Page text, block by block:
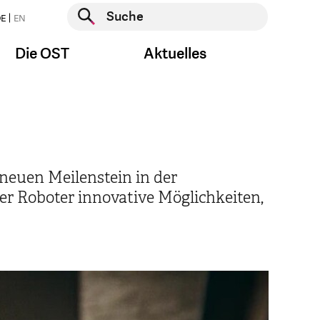
EN
Suche starten
Die OST Aktuelles
Meilenstein in der
Roboter innovative Möglichkeiten,